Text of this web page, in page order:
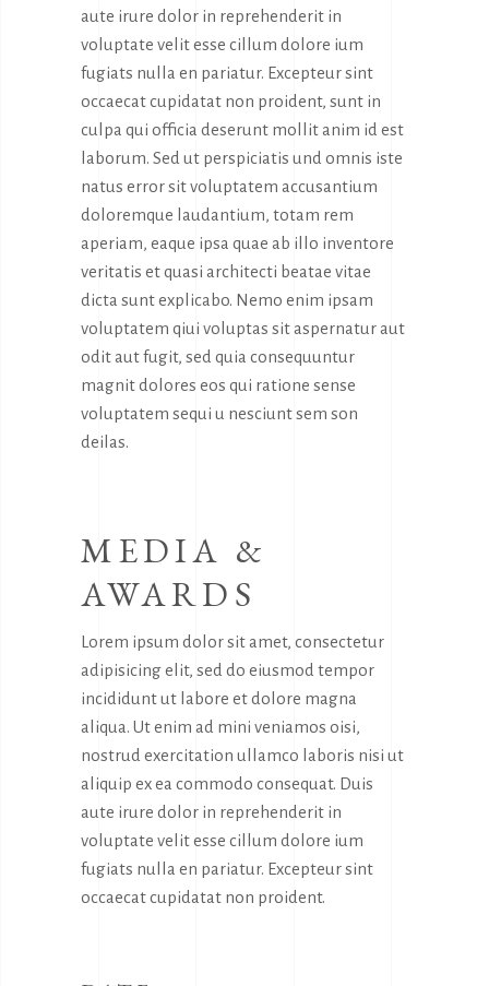
aute irure dolor in reprehenderit in
voluptate velit esse cillum dolore ium
fugiats nulla en pariatur. Excepteur sint
occaecat cupidatat non proident, sunt in
culpa qui officia deserunt mollit anim id est
laborum. Sed ut perspiciatis und omnis iste
natus error sit voluptatem accusantium
doloremque laudantium, totam rem
aperiam, eaque ipsa quae ab illo inventore
veritatis et quasi architecti beatae vitae
dicta sunt explicabo. Nemo enim ipsam
voluptatem qiui voluptas sit aspernatur aut
odit aut fugit, sed quia consequuntur
magnit dolores eos qui ratione sense
voluptatem sequi u nesciunt sem son
deilas.
MEDIA &
AWARDS
Lorem ipsum dolor sit amet, consectetur
adipisicing elit, sed do eiusmod tempor
incididunt ut labore et dolore magna
aliqua. Ut enim ad mini veniamos oisi,
nostrud exercitation ullamco laboris nisi ut
aliquip ex ea commodo consequat. Duis
aute irure dolor in reprehenderit in
voluptate velit esse cillum dolore ium
fugiats nulla en pariatur. Excepteur sint
occaecat cupidatat non proident.